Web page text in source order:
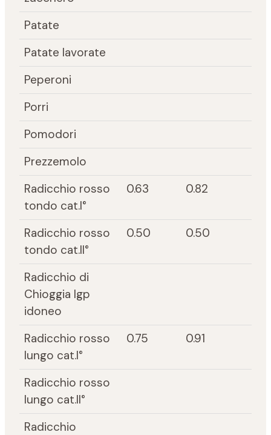
Patate
Patate lavorate
Peperoni
Porri
Pomodori
Prezzemolo
Radicchio rosso
tondo cat.I°
0.63 0.82
Radicchio rosso
tondo cat.II°
0.50 0.50
Radicchio di
Chioggia Igp
idoneo
Radicchio rosso
lungo cat.I°
0.75 0.91
Radicchio rosso
lungo cat.II°
Radicchio